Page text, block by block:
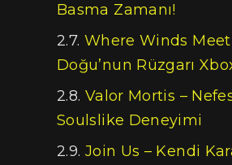
Basma Zamanı!
Where Winds
Doğu’nun Rüzgarı
Valor Mortis –
Soulslike Deneyimi
Join Us – Kendi